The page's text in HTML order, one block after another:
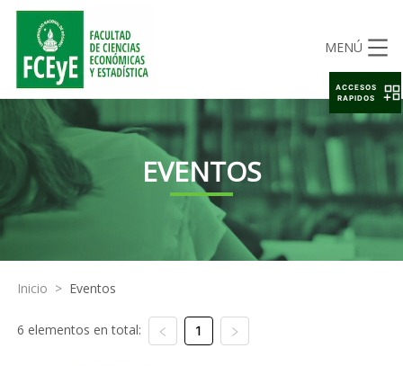
MENÚ
EVENTOS
Inicio > Eventos
6 elementos en total: 1
ACCESOS
RAPIDOS